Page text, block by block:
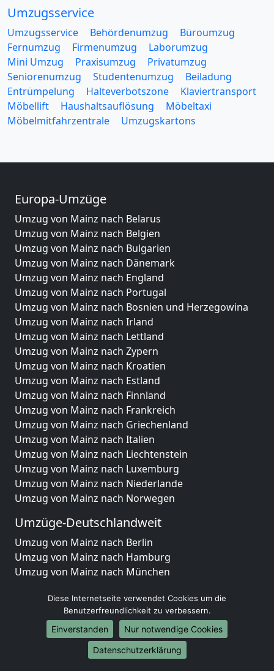
Umzugsservice
Umzugsservice Behördenumzug
Büroumzug
Fernumzug
Firmenumzug
Laborumzug
Mini Umzug
Praxisumzug
Privatumzug
Seniorenumzug
Studentenumzug
Beiladung
Entrümpelung
Halteverbotszone
Klaviertransport
Möbellift
Haushaltsauflösung
Möbeltaxi
Möbelmitfahrzentrale
Umzugskartons
Europa-Umzüge
Umzug von Mainz nach Belarus
Umzug von Mainz nach Belgien
Umzug von Mainz nach Bulgarien
Umzug von Mainz nach Dänemark
Umzug von Mainz nach England
Umzug von Mainz nach Portugal
Umzug von Mainz nach Bosnien und Herzegowina
Umzug von Mainz nach Irland
Umzug von Mainz nach Lettland
Umzug von Mainz nach Zypern
Umzug von Mainz nach Kroatien
Umzug von Mainz nach Estland
Umzug von Mainz nach Finnland
Umzug von Mainz nach Frankreich
Umzug von Mainz nach Griechenland
Umzug von Mainz nach Italien
Umzug von Mainz nach Liechtenstein
Umzug von Mainz nach Luxemburg
Umzug von Mainz nach Niederlande
Umzug von Mainz nach Norwegen
Umzüge-Deutschlandweit
Umzug von Mainz nach Berlin
Umzug von Mainz nach Hamburg
Umzug von Mainz nach München
Umzug von Mainz nach Frankfurt am Main
Umzug von Mainz nach Stuttgart
Umzug von Mainz nach Düsseldorf
Umzug von Mainz nach Leipzig
Umzug von Mainz nach Dortmund
Diese Internetseite verwendet Cookies um die
Benutzerfreundlichkeit zu verbessern.
Einverstanden
Nur notwendige Cookies
Datenschutzerklärung